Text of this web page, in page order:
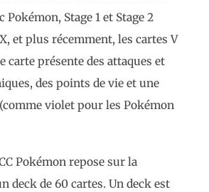
Pokémon, Stage 1 et Stage 2
et plus récemment, les cartes V
carte présente des attaques et
des points de vie et une
violet pour les Pokémon
Pokémon repose sur la
deck de 60 cartes. Un deck est